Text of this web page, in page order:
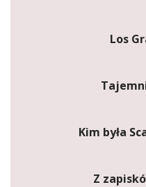
Los
Kim była
Z